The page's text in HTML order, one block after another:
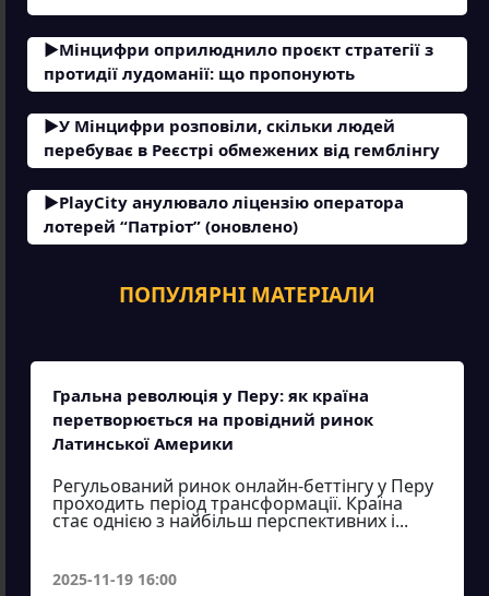
Мінцифри оприлюднило проєкт стратегії з
протидії лудоманії: що пропонують
У Мінцифри розповіли, скільки людей
перебуває в Реєстрі обмежених від гемблінгу
PlayCity анулювало ліцензію оператора
лотерей “Патріот” (оновлено)
ПОПУЛЯРНІ МАТЕРІАЛИ
Гральна революція у Перу: як країна
перетворюється на провідний ринок
Латинської Америки
Регульований ринок онлайн-беттінгу у Перу
проходить період трансформації. Країна
стає однією з найбільш перспективних і...
2025-11-19 16:00